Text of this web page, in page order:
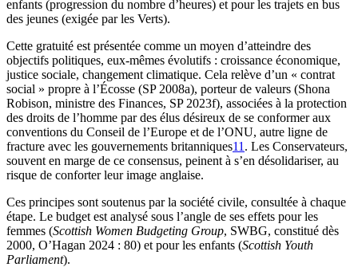
enfants (progression du nombre d’heures) et pour les trajets en bus
des jeunes (exigée par les Verts).
Cette gratuité est présentée comme un moyen d’atteindre des
objectifs politiques, eux-mêmes évolutifs : croissance économique,
justice sociale, changement climatique. Cela relève d’un « contrat
social » propre à l’Écosse (SP 2008a), porteur de valeurs (Shona
Robison, ministre des Finances, SP 2023f), associées à la protection
des droits de l’homme par des élus désireux de se conformer aux
conventions du Conseil de l’Europe et de l’ONU, autre ligne de
fracture avec les gouvernements britanniques11 . Les Conservateurs,
souvent en marge de ce consensus, peinent à s’en désolidariser, au
risque de conforter leur image anglaise.
Ces principes sont soutenus par la société civile, consultée à chaque
étape. Le budget est analysé sous l’angle de ses effets pour les
femmes (Scottish Women Budgeting Group, SWBG, constitué dès
2000, O’Hagan 2024 : 80) et pour les enfants (Scottish Youth
Parliament).